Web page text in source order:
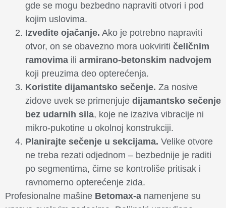
gde se mogu bezbedno napraviti otvori i pod
kojim uslovima.
Izvedite ojačanje. Ako je potrebno napraviti
otvor, on se obavezno mora uokviriti čeličnim
ramovima ili armirano-betonskim nadvojem
koji preuzima deo opterećenja.
Koristite dijamantsko sečenje. Za nosive
zidove uvek se primenjuje dijamantsko sečenje
bez udarnih sila, koje ne izaziva vibracije ni
mikro-pukotine u okolnoj konstrukciji.
Planirajte sečenje u sekcijama. Velike otvore
ne treba rezati odjednom – bezbednije je raditi
po segmentima, čime se kontroliše pritisak i
ravnomerno opterećenje zida.
Profesionalne mašine Betomax-a namenjene su